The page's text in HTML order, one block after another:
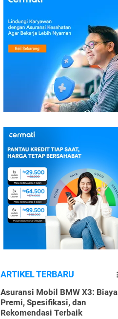
ARTIKEL TERBARU
Asuransi Mobil BMW X3: Biaya
Premi, Spesifikasi, dan
Rekomendasi Terbaik